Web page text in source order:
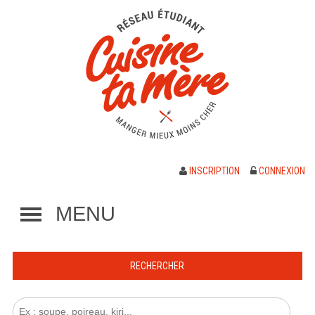
INSCRIPTION CONNEXION
MENU